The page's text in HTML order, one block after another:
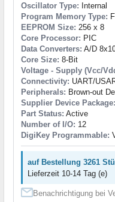
Oscillator Type: Internal
Program Memory Type:
EEPROM Size: 256 x 8
Core Processor: PIC
Data Converters: A/D
Core Size: 8-Bit
Voltage - Supply (Vcc/
Connectivity: UART/
Peripherals: Brown-out
Supplier Device Package:
Part Status: Active
Number of I/O: 12
DigiKey Programmable:
auf Bestellung 3261
Lieferzeit 10-14 Tag (e)
Benachrichtigung bei